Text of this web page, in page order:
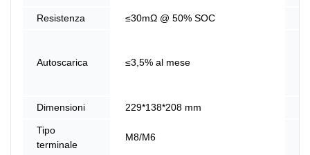
Resistenza ≤30mΩ @ 50% SOC
Autoscarica ≤3,5% al ​​mese
Dimensioni 229*138*208 mm
Tipo
terminale
M8/M6